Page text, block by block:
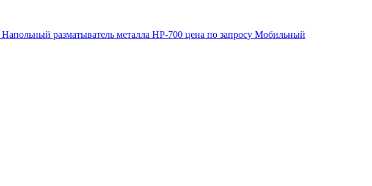
Напольный разматыватель металла HP-700 цена по запросу Мобильный